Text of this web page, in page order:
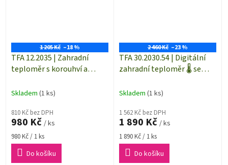
1 205 Kč –18 %
TFA 12.2035 | Zahradní
teploměr s korouhví a
+50 °C
Skladem (1 ks)
810 Kč bez DPH
980 Kč / ks
Měrná
cena:
980 Kč / 1 ks
Do košíku
2 460 Kč –23 %
TFA 30.2030.54 | Digitální
zahradní teploměr 🌡️ se
AVENUE PLUS + DCF hodiny
Skladem (1 ks)
1 562 Kč bez DPH
1 890 Kč / ks
Měrná
cena:
1 890 Kč / 1 ks
Do košíku